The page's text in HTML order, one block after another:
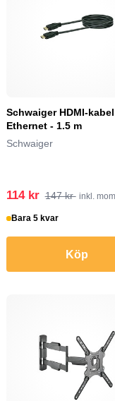
Schwaiger HDMI-
Ethernet - 1.5 m
Schwaiger
114 kr 147 kr inkl.
Bara 5 kvar
Köp